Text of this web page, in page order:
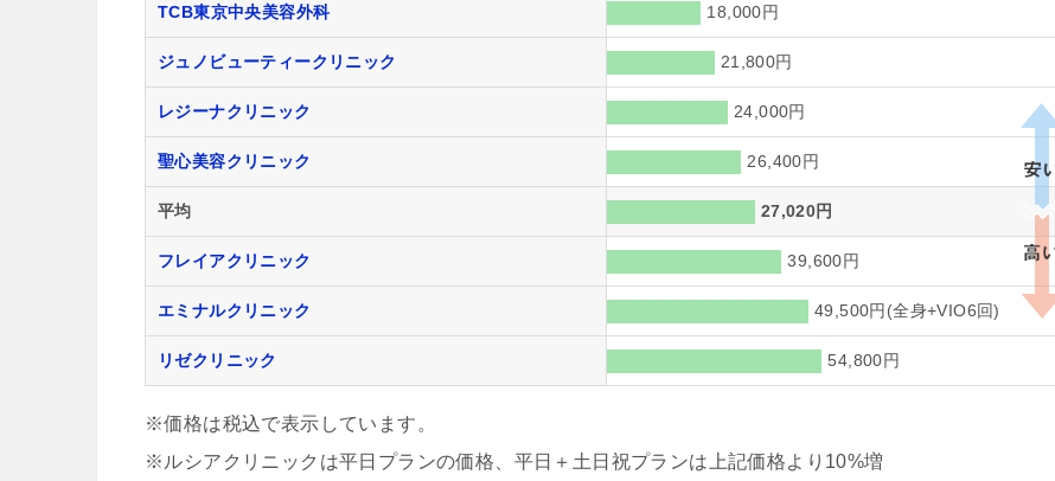
TCB東京中央美容外科 18,000円
ジュノビューティークリニック 21,800円
レジーナクリニック 24,000円
聖心美容クリニック 26,400円
平均 27,020円
フレイアクリニック 39,600円
エミナルクリニック 49,500円(全身+VIO6回)
リゼクリニック 54,800円
※価格は税込で表示しています。
※ルシアクリニックは平日プランの価格、平日＋土日祝プランは上記価格より10%増